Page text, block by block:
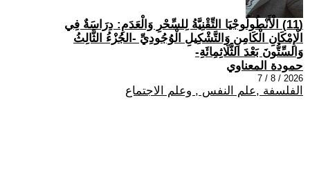
(11) الْأَنْطُولُوجْيَا التِّقْنِيَّةُ لِلسِّحْرِ وَالْعَدَمِ: دِرَاسَةٌ فِي
الْإِمْكَانِ الْكَامِنِ وَالتَّشْكِيلِ الْوُجُودِيِّ -الجُزْءُ الثَّالِثُ
وَالسِّتُّونَ بَعْدَ الثَّلَاثِمِائَةِ-
حمودة المعناوي
2026 / 8 / 7
الفلسفة ,علم النفس , وعلم الاجتماع